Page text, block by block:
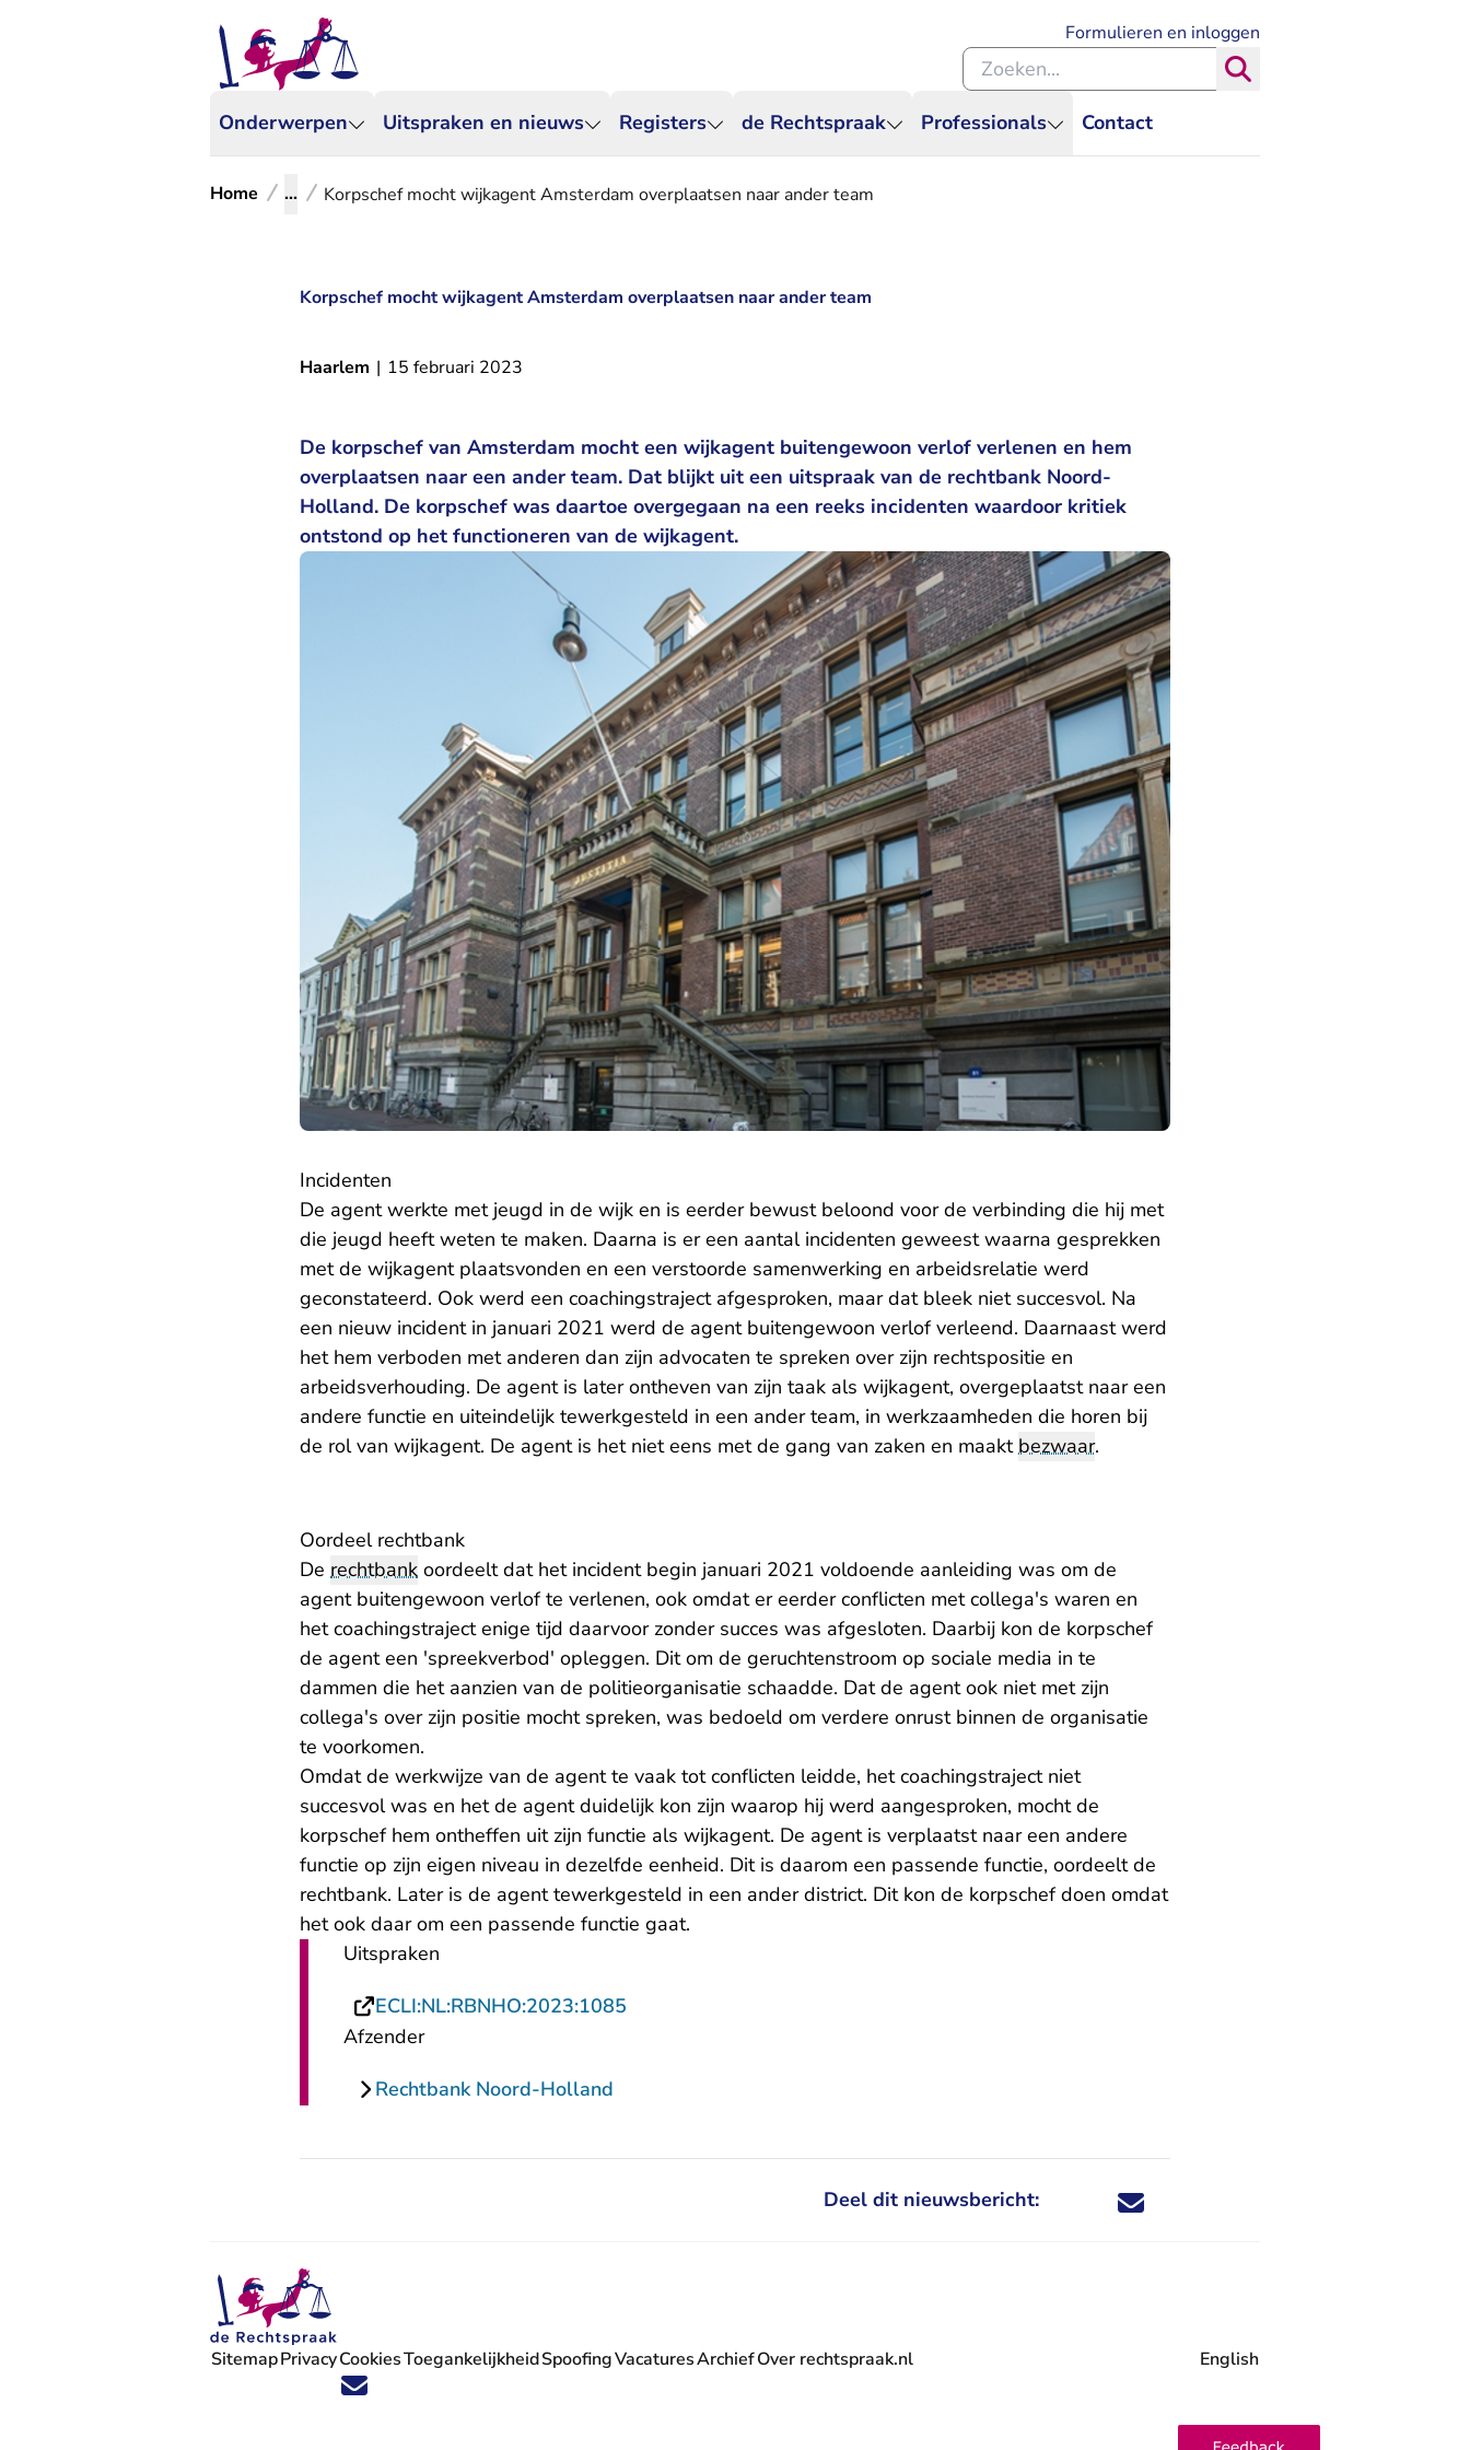
Onderwerpen Uitspraken en nieuws Registers de Rechtspraak Professionals Contact
Formulieren en inloggen
Zoeken binnen de Rechtspraak
Home ... Korpschef mocht wijkagent Amsterdam overplaatsen naar ander team
Korpschef mocht wijkagent Amsterdam overplaatsen naar ander team
Haarlem | 15 februari 2023
De korpschef van Amsterdam mocht een wijkagent buitengewoon verlof verlenen en hem
overplaatsen naar een ander team. Dat blijkt uit een uitspraak van de rechtbank Noord-
Holland. De korpschef was daartoe overgegaan na een reeks incidenten waardoor kritiek
ontstond op het functioneren van de wijkagent.
Incidenten
De agent werkte met jeugd in de wijk en is eerder bewust beloond voor de verbinding die hij met
die jeugd heeft weten te maken. Daarna is er een aantal incidenten geweest waarna gesprekken
met de wijkagent plaatsvonden en een verstoorde samenwerking en arbeidsrelatie werd
geconstateerd. Ook werd een coachingstraject afgesproken, maar dat bleek niet succesvol. Na
een nieuw incident in januari 2021 werd de agent buitengewoon verlof verleend. Daarnaast werd
het hem verboden met anderen dan zijn advocaten te spreken over zijn rechtspositie en
arbeidsverhouding. De agent is later ontheven van zijn taak als wijkagent, overgeplaatst naar een
andere functie en uiteindelijk tewerkgesteld in een ander team, in werkzaamheden die horen bij
de rol van wijkagent. De agent is het niet eens met de gang van zaken en maaktbezwaar.
Oordeel rechtbank
De rechtbank oordeelt dat het incident begin januari 2021 voldoende aanleiding was om de
agent buitengewoon verlof te verlenen, ook omdat er eerder conflicten met collega's waren en
het coachingstraject enige tijd daarvoor zonder succes was afgesloten. Daarbij kon de korpschef
de agent een 'spreekverbod' opleggen. Dit om de geruchtenstroom op sociale media in te
dammen die het aanzien van de politieorganisatie schaadde. Dat de agent ook niet met zijn
collega's over zijn positie mocht spreken, was bedoeld om verdere onrust binnen de organisatie
te voorkomen.
Omdat de werkwijze van de agent te vaak tot conflicten leidde, het coachingstraject niet
succesvol was en het de agent duidelijk kon zijn waarop hij werd aangesproken, mocht de
korpschef hem ontheffen uit zijn functie als wijkagent. De agent is verplaatst naar een andere
functie op zijn eigen niveau in dezelfde eenheid. Dit is daarom een passende functie, oordeelt de
rechtbank. Later is de agent tewerkgesteld in een ander district. Dit kon de korpschef doen omdat
het ook daar om een passende functie gaat.
Uitspraken
ECLI:NL:RBNHO:2023:1085
Afzender
Rechtbank Noord-Holland
Deel dit nieuwsbericht: Deel dit nieuwsbericht via X - U verlaat
Deel dit nieuwsbericht via Facebook - U
Deel dit nieuwsbericht via e-mail
Deel dit nieuwsbericht via LinkedIn - U
Volg ons op X (Twitter) - U verlaat Rechtspraak.nl
Volg ons op Facebook - U verlaat Rechtspraak.nl
Volg ons op Instagram - U verlaat Rechtspraak.nl
Volg ons op Youtube - U verlaat Rechtspraak.nl
Volg ons op LinkedIn - U verlaat Rechtspraak.nl
'Blijf op de hoogte' nieuwsbrief - U verlaat Rechtspraak.nl
SitemapPrivacyCookiesToegankelijkheidSpoofingVacatures
- U verlaat Rechtspraak.nl
ArchiefOver rechtspraak.nl English